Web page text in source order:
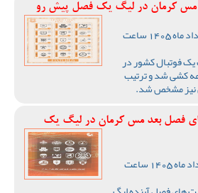
مس کرمان در لیگ یک فصل پیش رو
دوشنبه 12 مرداد ماه 1405 ساعت
فوتبال کشور در
کشی شد و ترتیب
نیز مشخص شد.
های فصل بعد مس کرمان در لیگ یک
یکشنبه 11 مرداد ماه 1405 ساعت